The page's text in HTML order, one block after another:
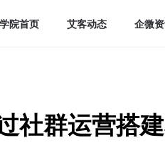
学院首页 艾客动态 企微
社群运营搭